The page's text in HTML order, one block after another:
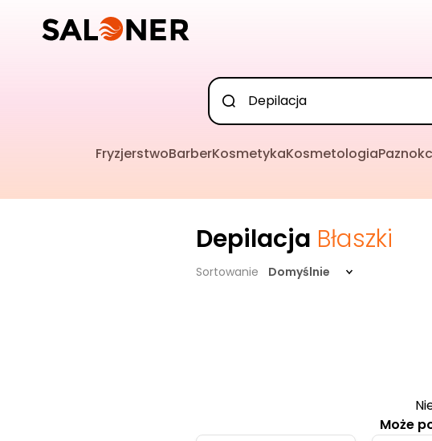
FryzjerstwoBarberKosmetykaKosmetologia
Depilacja Błaszki
Sortowanie Domyślnie
Może